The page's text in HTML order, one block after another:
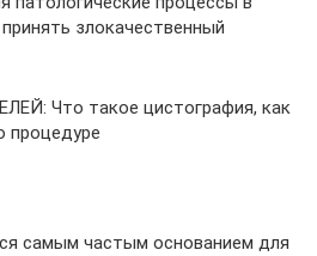
злокачественный
Что такое цистография, как
процедуре
самым частым основанием для